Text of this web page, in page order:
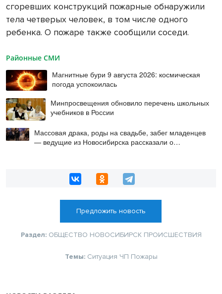
сгоревших конструкций пожарные обнаружили
тела четверых человек, в том числе одного
ребенка. О пожаре также сообщили соседи.
Районные СМИ
Магнитные бури 9 августа 2026: космическая
погода успокоилась
Минпросвещения обновило перечень школьных
учебников в России
Массовая драка, роды на свадьбе, забег младенцев
— ведущие из Новосибирска рассказали о
Предложить новость
Раздел: ОБЩЕСТВО НОВОСИБИРСК ПРОИСШЕСТВИЯ
Темы: Ситуация ЧП Пожары